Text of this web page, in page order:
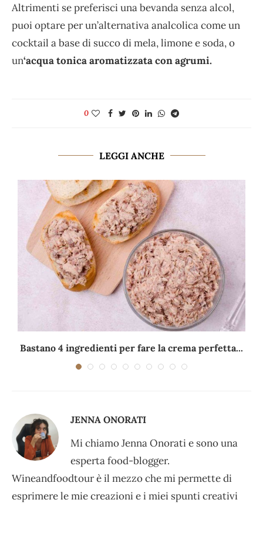
Altrimenti se preferisci una bevanda senza alcol,
puoi optare per un’alternativa analcolica come un
cocktail a base di succo di mela, limone e soda, o
un‘acqua tonica aromatizzata con agrumi.
0
LEGGI ANCHE
Bastano 4 ingredienti per fare la crema perfetta...
JENNA ONORATI
Mi chiamo Jenna Onorati e sono una
esperta food-blogger.
Wineandfoodtour è il mezzo che mi permette di
esprimere le mie creazioni e i miei spunti creativi